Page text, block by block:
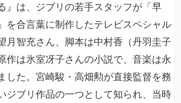
』は、ジブリの若手スタッフが「早
を合言葉に制作したテレビスペシャル
月智充さん、脚本は中村香（丹羽圭子
作は氷室冴子さんの小説で、音楽は永
した。宮崎駿・高畑勲が直接監督を務
ジブリ作品の一つとして知られ、当時